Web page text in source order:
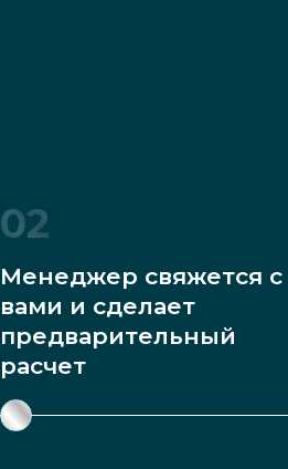
02
Менеджер свяжется с
вами и сделает
предварительный
расчет